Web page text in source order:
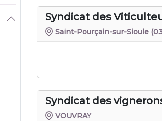
Syndicat des
Saint-Pourçain-sur-Sioule
Syndicat des
VOUVRAY